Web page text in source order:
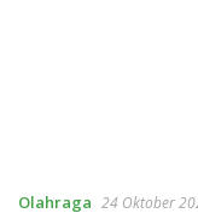
Olahraga 24 Oktober